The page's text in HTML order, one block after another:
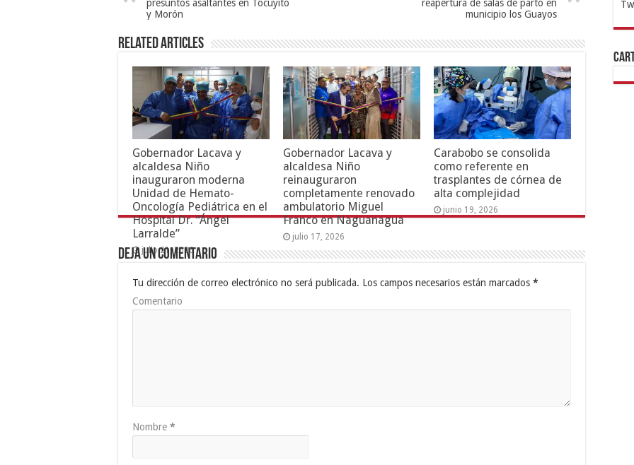
presuntos asaltantes en Tocuyito
y Morón
reapertura de salas de parto en
municipio los Guayos
Related Articles
Gobernador Lacava y
alcaldesa Niño
inauguraron moderna
Unidad de Hemato-
Oncología Pediátrica en el
Hospital Dr. “Ángel
Larralde”
julio 21, 2026
Gobernador Lacava y
alcaldesa Niño
reinauguraron
completamente renovado
ambulatorio Miguel
Franco en Naguanagua
julio 17, 2026
Carabobo se consolida
como referente en
trasplantes de córnea de
alta complejidad
junio 19, 2026
Deja un comentario
Tu dirección de correo electrónico no será publicada. Los campos necesarios están marcados *
Comentario
Nombre *